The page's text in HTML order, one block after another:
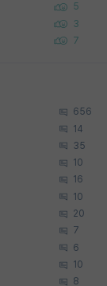
5
3
7
656
14
35
10
16
10
20
7
6
10
8